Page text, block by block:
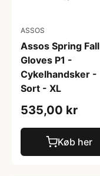
ASSOS
Assos Spring Fall
Gloves P1 -
Cykelhandsker -
Sort - XL
535,00 kr
Køb her